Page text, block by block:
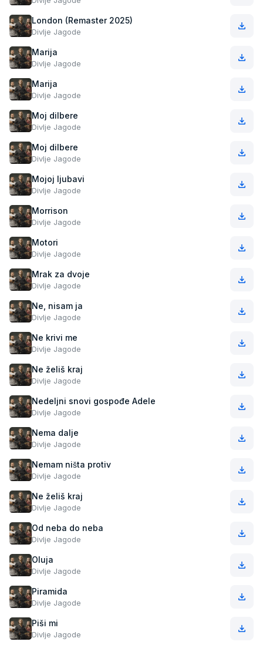
London (Remaster 2025)
Divlje Jagode
Marija
Divlje Jagode
Marija
Divlje Jagode
Moj dilbere
Divlje Jagode
Moj dilbere
Divlje Jagode
Mojoj ljubavi
Divlje Jagode
Morrison
Divlje Jagode
Motori
Divlje Jagode
Mrak za dvoje
Divlje Jagode
Ne, nisam ja
Divlje Jagode
Ne krivi me
Divlje Jagode
Ne želiš kraj
Divlje Jagode
Nedeljni snovi gospođe Adele
Divlje Jagode
Nema dalje
Divlje Jagode
Nemam ništa protiv
Divlje Jagode
Ne želiš kraj
Divlje Jagode
Od neba do neba
Divlje Jagode
Oluja
Divlje Jagode
Piramida
Divlje Jagode
Piši mi
Divlje Jagode